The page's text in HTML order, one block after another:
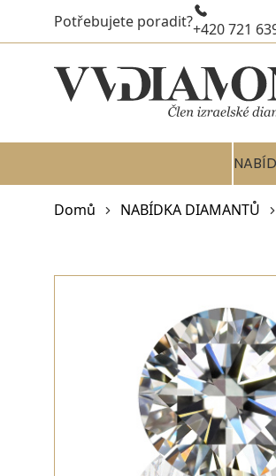
Potřebujete poradit?+420 721
Domů NABÍDKA DIAMANTŮ